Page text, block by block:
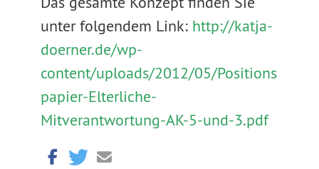
unter folgendem Link: http://katja-
doerner.de/wp-
content/uploads/2012/05/Positions
papier-Elterliche-
Mitverantwortung-AK-5-und-3.pdf